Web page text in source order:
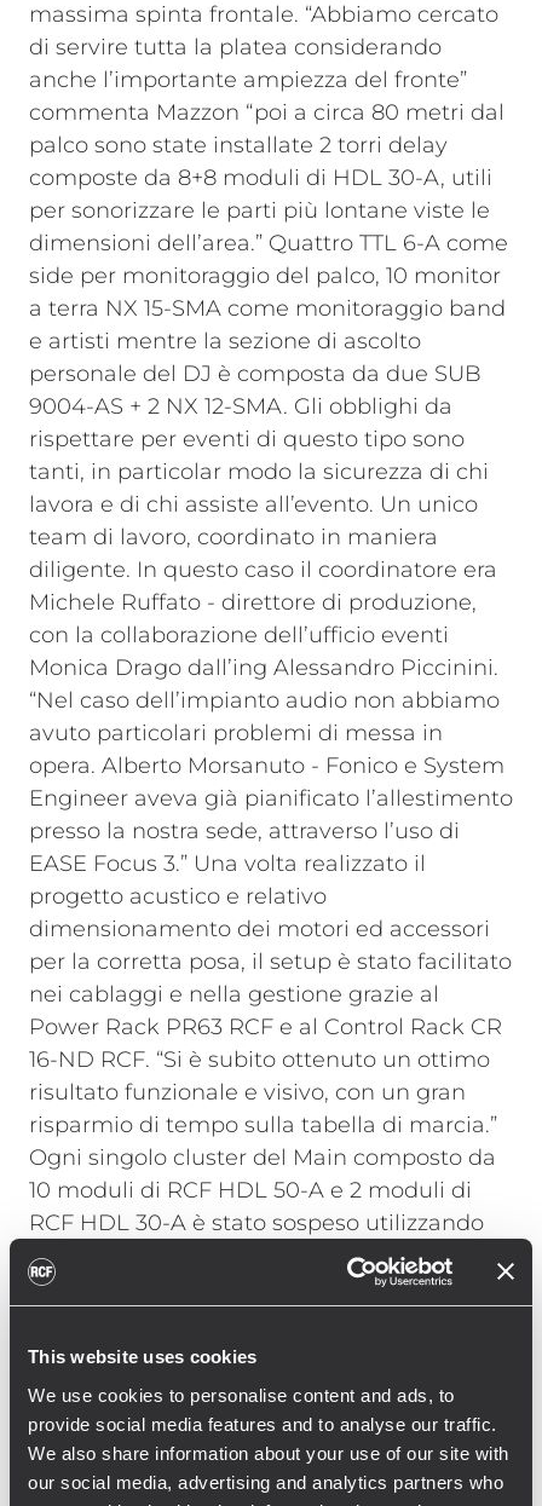
This website uses cookies
We use cookies to personalise content and ads, to
provide social media features and to analyse our traffic.
We also share information about your use of our site with
our social media, advertising and analytics partners who
massima spinta frontale. “Abbiamo cercato
di servire tutta la platea considerando
anche l’importante ampiezza del fronte”
commenta Mazzon “poi a circa 80 metri dal
palco sono state installate 2 torri delay
composte da 8+8 moduli di HDL 30-A, utili
per sonorizzare le parti più lontane viste le
dimensioni dell’area.” Quattro TTL 6-A come
side per monitoraggio del palco, 10 monitor
a terra NX 15-SMA come monitoraggio band
e artisti mentre la sezione di ascolto
personale del DJ è composta da due SUB
9004-AS + 2 NX 12-SMA. Gli obblighi da
rispettare per eventi di questo tipo sono
tanti, in particolar modo la sicurezza di chi
lavora e di chi assiste all’evento. Un unico
team di lavoro, coordinato in maniera
diligente. In questo caso il coordinatore era
Michele Ruffato - direttore di produzione,
con la collaborazione dell’ufficio eventi
Monica Drago dall’ing Alessandro Piccinini.
“Nel caso dell’impianto audio non abbiamo
avuto particolari problemi di messa in
opera. Alberto Morsanuto - Fonico e System
Engineer aveva già pianificato l’allestimento
presso la nostra sede, attraverso l’uso di
EASE Focus 3.” Una volta realizzato il
progetto acustico e relativo
dimensionamento dei motori ed accessori
per la corretta posa, il setup è stato facilitato
nei cablaggi e nella gestione grazie al
Power Rack PR63 RCF e al Control Rack CR
16-ND RCF. “Si è subito ottenuto un ottimo
risultato funzionale e visivo, con un gran
risparmio di tempo sulla tabella di marcia.”
Ogni singolo cluster del Main composto da
10 moduli di RCF HDL 50-A e 2 moduli di
RCF HDL 30-A è stato sospeso utilizzando
un solo motore CM da 1 Ton. Il sistema di
dolly a 4 moduli del HDL 50-A e del HDL 30-
appendimento con solo due operatori. I 20
SUB 9006-AS sono disposti fronte palco in
due file da 10 ottenendo così un Curved End
Fire che permette di aumentare la gittata in
FOH avendo comunque cura di non